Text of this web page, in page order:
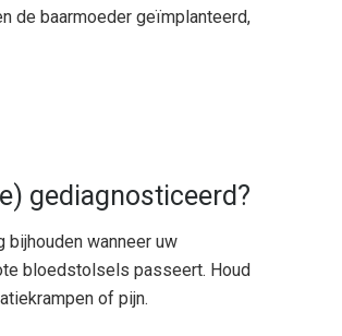
de baarmoeder geïmplanteerd,
gediagnosticeerd?
bijhouden wanneer uw
bloedstolsels passeert. Houd
of pijn.